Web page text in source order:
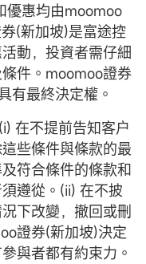
優惠均由moomoo
(新加坡)是富途控
動，投資者需仔細
件。moomoo證券
有最終決定權。
在不提前告知客户
些條件與條款的最
符合條件的條款和
遵從。(ii) 在不披
下改變，撤回或刪
證券(新加坡)決定
與者都有約束力。